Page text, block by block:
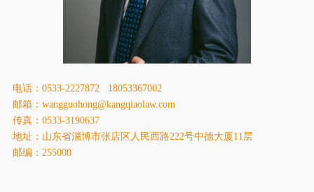
社会责任
康桥法治研究院
康桥出版
电话：0533-2227872 18053367002
邮箱：wangguohong@kangqiaolaw.com
传真：0533-3190637
地址：山东省淄博市张店区人民西路222号中德大厦11层
邮编：255000